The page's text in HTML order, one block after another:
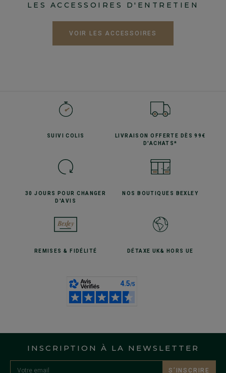
LES ACCESSOIRES D'ENTRETIEN
VOIR LES ACCESSOIRES
SUIVICOLIS LIVRAISON OFFERTE
DÈS 99€
D'ACHATS*
30 JOURS POURCHANGER
D'AVIS
NOS BOUTIQUES BEXLEY
REMISES& FIDÉLITÉ DÉTAXE UK& HORS UE
INSCRIPTION À LA NEWSLETTER
S’INSCRIRE